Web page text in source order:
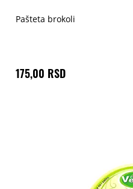
Pašteta brokoli
175,00 RSD